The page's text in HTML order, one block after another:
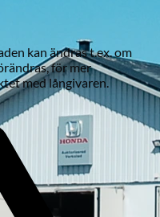
kan ändras t.ex. om
för mer
med långivaren.